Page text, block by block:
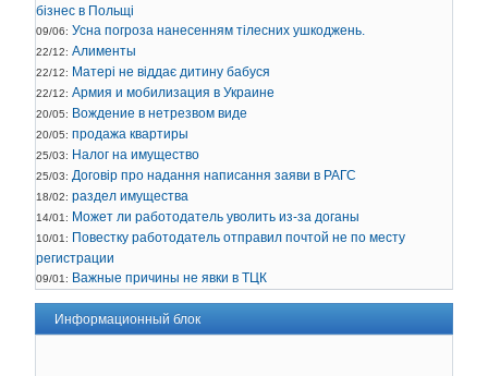
бізнес в Польщі
09/06: Усна погроза нанесенням тілесних ушкоджень.
22/12: Алименты
22/12: Матері не віддає дитину бабуся
22/12: Армия и мобилизация в Украине
20/05: Вождение в нетрезвом виде
20/05: продажа квартиры
25/03: Налог на имущество
25/03: Договір про надання написання заяви в РАГС
18/02: раздел имущества
14/01: Может ли работодатель уволить из-за доганы
10/01: Повестку работодатель отправил почтой не по месту
регистрации
09/01: Важные причины не явки в ТЦК
Информационный блок